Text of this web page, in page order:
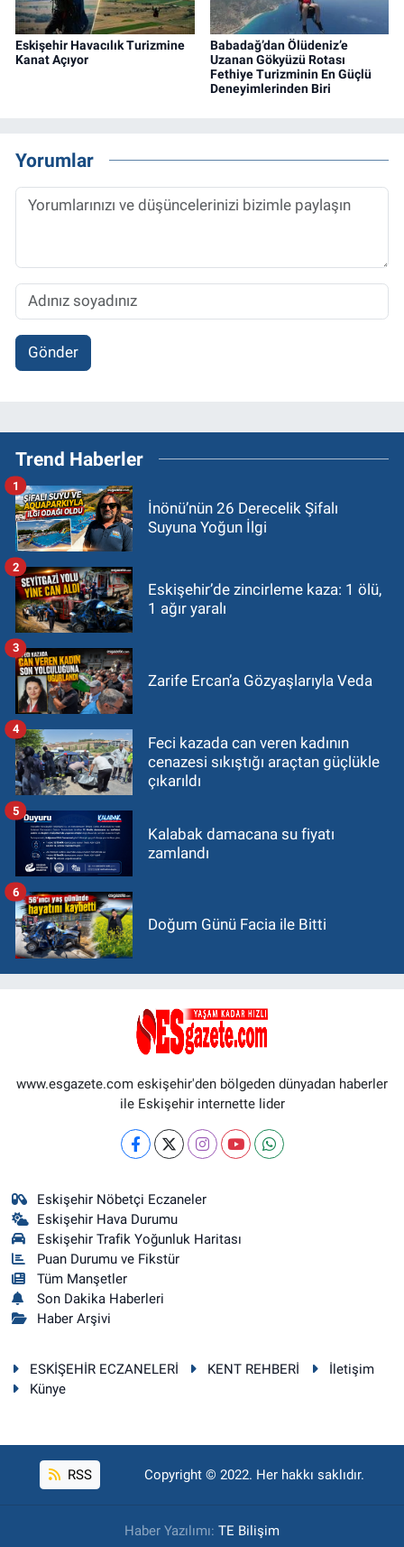
Eskişehir Havacılık Turizmine
Kanat Açıyor
Babadağ’dan Ölüdeniz’e
Uzanan Gökyüzü Rotası
Fethiye Turizminin En Güçlü
Deneyimlerinden Biri
Yorumlar
Gönder
Trend Haberler
İnönü’nün 26 Derecelik Şifalı
Suyuna Yoğun İlgi
1
Eskişehir’de zincirleme kaza: 1 ölü,
1 ağır yaralı
2
Zarife Ercan’a Gözyaşlarıyla Veda
3
Feci kazada can veren kadının
cenazesi sıkıştığı araçtan güçlükle
çıkarıldı
4
Kalabak damacana su fiyatı
zamlandı
5
Doğum Günü Facia ile Bitti
6
www.esgazete.com eskişehir'den bölgeden dünyadan haberler
ile Eskişehir internette lider
Eskişehir Nöbetçi Eczaneler
Eskişehir Hava Durumu
Eskişehir Trafik Yoğunluk Haritası
Puan Durumu ve Fikstür
Tüm Manşetler
Son Dakika Haberleri
Haber Arşivi
ESKİŞEHİR ECZANELERİ KENT REHBERİ
İletişim
Künye
RSS Copyright © 2022. Her hakkı saklıdır.
Haber Yazılımı: TE Bilişim